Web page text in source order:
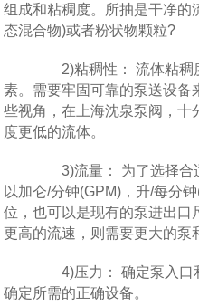
组成和粘稠度。所抽是干净的
态混合物)或者粉状物颗粒?
2)粘稠性： 流体粘稠
素。需要牢固可靠的泵送设备
些视角，在上海沈泉泵阀，十
度更低的流体。
3)流量： 为了选择合
以加仑/分钟(GPM)，升/每分
位，也可以是现有的泵进出口
更高的流速，则需要更大的泵
4)压力： 确定泵入口
确定所需的正确设备。